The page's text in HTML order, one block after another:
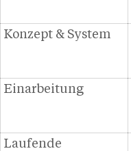
Konzept & System
Einarbeitung
Laufende